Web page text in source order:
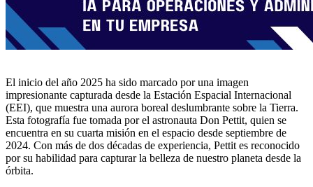
El inicio del año 2025 ha sido marcado por una imagen
impresionante capturada desde la Estación Espacial Internacional
(EEI), que muestra una aurora boreal deslumbrante sobre la Tierra.
Esta fotografía fue tomada por el astronauta Don Pettit, quien se
encuentra en su cuarta misión en el espacio desde septiembre de
2024. Con más de dos décadas de experiencia, Pettit es reconocido
por su habilidad para capturar la belleza de nuestro planeta desde la
órbita.​